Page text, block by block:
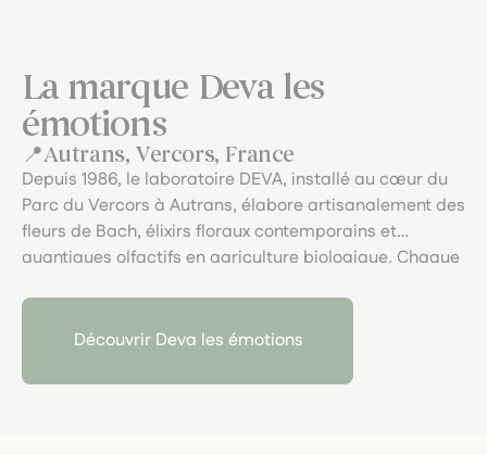
La marque Deva les
émotions
Autrans, Vercors, France
Depuis 1986, le laboratoire DEVA, installé au cœur du
Parc du Vercors à Autrans, élabore artisanalement des
fleurs de Bach, élixirs floraux contemporains et
quantiques olfactifs en agriculture biologique. Chaque
l’équilibre émotionnel avec l'expertise d’une tradition
vivante et sensible.
Découvrir Deva les émotions